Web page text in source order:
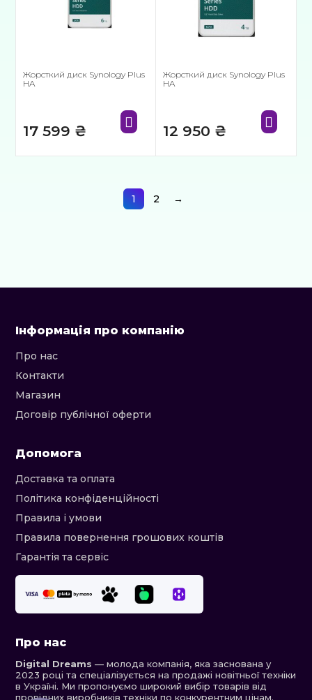
Жорсткий диск Synology Plus
HA
17 599 ₴
Жорсткий диск Synology Plus
HA
12 950 ₴
1 2 →
Інформація про компанію
Про нас
Контакти
Магазин
Договір публічної оферти
Допомога
Доставка та оплата
Політика конфіденційності
Правила і умови
Правила повернення грошових коштів
Гарантія та сервіс
Про нас
Digital Dreams — молода компанія, яка заснована у
2023 році та спеціалізується на продажі новітньої техніки
в Україні. Ми пропонуємо широкий вибір товарів від
провідних виробників техніки по конкурентним цінам.